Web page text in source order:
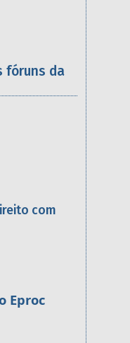
fóruns da
com
Eproc